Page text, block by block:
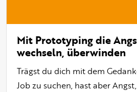
Mit Prototyping die
wechseln, überwinden
Trägst du dich mit dem
Job zu suchen, hast aber